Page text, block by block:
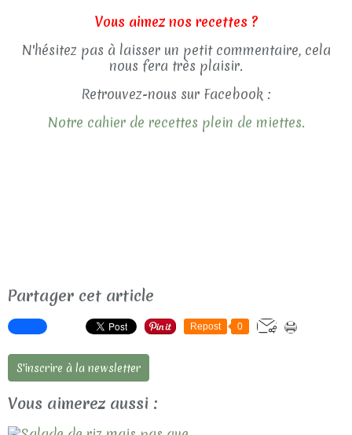
Vous aimez nos recettes ?
N'hésitez pas à laisser un petit commentaire, cela
nous fera très plaisir.
Retrouvez-nous sur Facebook :
Notre cahier de recettes plein de miettes.
Partager cet article
Repost 0
S'inscrire à la newsletter
Vous aimerez aussi :